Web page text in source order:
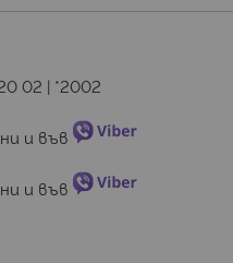
02 | *2002
и във
и във